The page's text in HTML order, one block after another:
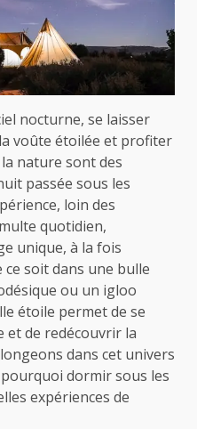
nocturne, se laisser
voûte étoilée et profiter
la nature sont des
passée sous les
loin des
quotidien,
unique, à la fois
soit dans une bulle
ou un igloo
étoile permet de se
et de redécouvrir la
dans cet univers
dormir sous les
expériences de